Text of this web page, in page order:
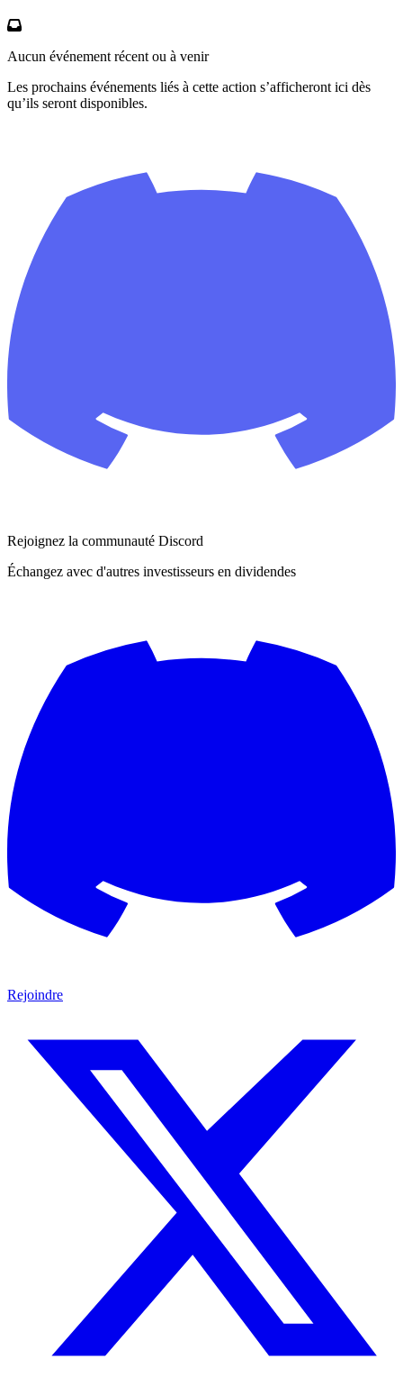
Aucun événement récent ou à venir
Les prochains événements liés à cette action s’afficheront ici dès
qu’ils seront disponibles.
Rejoignez la communauté Discord
Échangez avec d'autres investisseurs en dividendes
Rejoindre